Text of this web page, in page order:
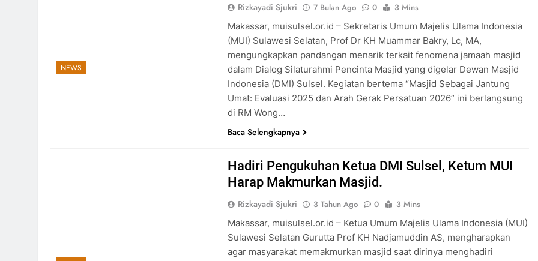
NEWS
Rizkayadi Sjukri 7 Bulan Ago 0
3 Mins
Makassar, muisulsel.or.id – Sekretaris Umum Majelis Ulama Indonesia
(MUI) Sulawesi Selatan, Prof Dr KH Muammar Bakry, Lc, MA,
mengungkapkan pandangan menarik terkait fenomena jamaah masjid
dalam Dialog Silaturahmi Pencinta Masjid yang digelar Dewan Masjid
Indonesia (DMI) Sulsel. Kegiatan bertema “Masjid Sebagai Jantung
Umat: Evaluasi 2025 dan Arah Gerak Persatuan 2026” ini berlangsung
di RM Wong…
Baca Selengkapnya
Hadiri Pengukuhan Ketua DMI Sulsel, Ketum MUI
Harap Makmurkan Masjid.
Rizkayadi Sjukri 3 Tahun Ago 0
3 Mins
Makassar, muisulsel.or.id – Ketua Umum Majelis Ulama Indonesia (MUI)
Sulawesi Selatan Gurutta Prof KH Nadjamuddin AS, mengharapkan
agar masyarakat memakmurkan masjid saat dirinya menghadiri